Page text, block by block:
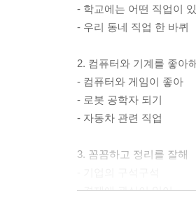
- 학교에는 어떤 직업이
- 우리 동네 직업 한 바퀴
2. 컴퓨터와 기계를 좋아
- 컴퓨터와 게임이 좋아
- 로봇 공학자 되기
- 자동차 관련 직업
3. 꼼꼼하고 정리를 잘해
- 경제에 관심이 있어